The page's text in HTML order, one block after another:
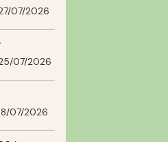
07/2026
07/2026
07/2026